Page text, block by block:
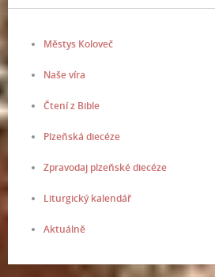
Městys Koloveč
Naše víra
Čtení z Bible
Plzeňská diecéze
Zpravodaj plzeňské diecéze
Liturgický kalendář
Aktuálně